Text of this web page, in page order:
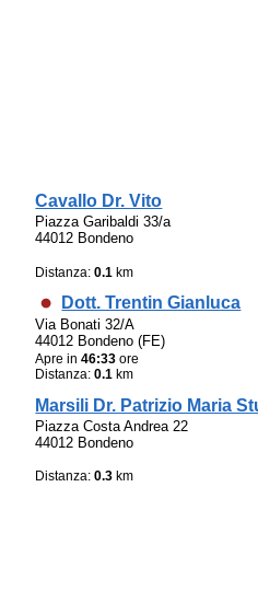
Cavallo Dr. Vito
Piazza Garibaldi 33/a
44012 Bondeno
Distanza:0.1 km
Dott. Trentin Gianluca
Via Bonati 32/A
44012 Bondeno (FE)
Apre in46:33 ore
Distanza:0.1 km
Marsili Dr. Patrizio Maria
Piazza Costa Andrea 22
44012 Bondeno
Distanza:0.3 km